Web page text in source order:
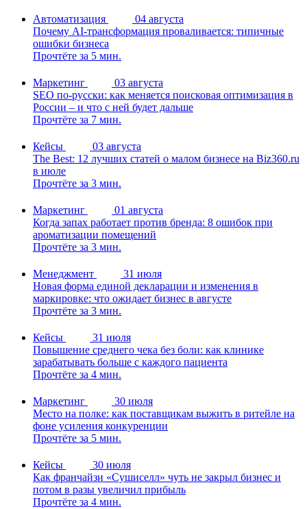
Автоматизация
04 августа
Почему AI-трансформация проваливается: типичные
ошибки бизнеса
Прочтёте за 5 мин.
Маркетинг
03 августа
SEO по-русски: как меняется поисковая оптимизация в
России – и что с ней будет дальше
Прочтёте за 7 мин.
Кейсы
03 августа
The Best: 12 лучших статей о малом бизнесе на Biz360.ru
в июле
Прочтёте за 3 мин.
Маркетинг
01 августа
Когда запах работает против бренда: 8 ошибок при
ароматизации помещений
Прочтёте за 3 мин.
Менеджмент
31 июля
Новая форма единой декларации и изменения в
маркировке: что ожидает бизнес в августе
Прочтёте за 3 мин.
Кейсы
31 июля
Повышение среднего чека без боли: как клинике
зарабатывать больше с каждого пациента
Прочтёте за 4 мин.
Маркетинг
30 июля
Место на полке: как поставщикам выжить в ритейле на
фоне усиления конкуренции
Прочтёте за 5 мин.
Кейсы
30 июля
Как франчайзи «Сушиселл» чуть не закрыл бизнес и
потом в разы увеличил прибыль
Прочтёте за 4 мин.